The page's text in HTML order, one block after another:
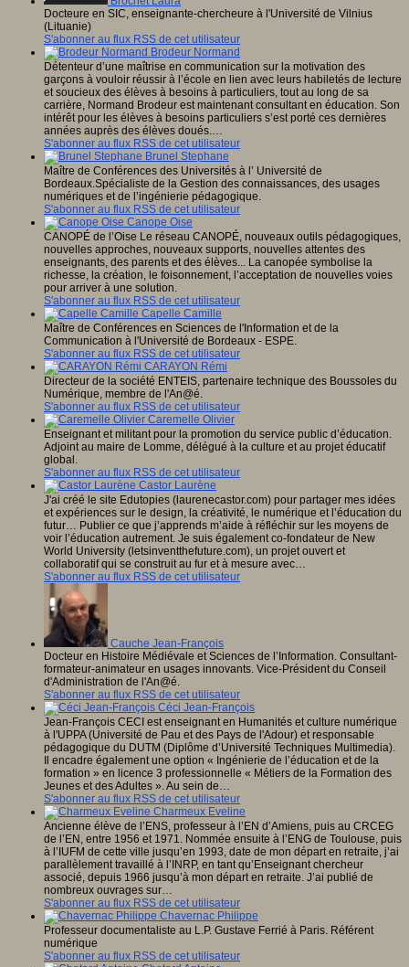
Docteure en SIC, enseignante-chercheure à l'Université de Vilnius
(Lituanie)
S'abonner au flux RSS de cet utilisateur
Brodeur Normand
Détenteur d’une maîtrise en communication sur la motivation des
garçons à vouloir réussir à l’école en lien avec leurs habiletés de lecture
et soucieux des élèves à besoins à particuliers, tout au long de sa
carrière, Normand Brodeur est maintenant consultant en éducation. Son
intérêt pour les élèves à besoins particuliers s’est porté ces dernières
années auprès des élèves doués.…
S'abonner au flux RSS de cet utilisateur
Brunel Stephane
Maître de Conférences des Universités à l’ Université de
Bordeaux.Spécialiste de la Gestion des connaissances, des usages
numériques et de l’ingénierie pédagogique.
S'abonner au flux RSS de cet utilisateur
Canope Oise
CANOPÉ de l’Oise Le réseau CANOPÉ, nouveaux outils pédagogiques,
nouvelles approches, nouveaux supports, nouvelles attentes des
enseignants, des parents et des élèves... La canopée symbolise la
richesse, la création, le foisonnement, l’acceptation de nouvelles voies
pour arriver à une solution.
S'abonner au flux RSS de cet utilisateur
Capelle Camille
Maître de Conférences en Sciences de l'Information et de la
Communication à l'Université de Bordeaux - ESPE.
S'abonner au flux RSS de cet utilisateur
CARAYON Rémi
Directeur de la société ENTEIS, partenaire technique des Boussoles du
Numérique, membre de l'An@é.
S'abonner au flux RSS de cet utilisateur
Caremelle Olivier
Enseignant et militant pour la promotion du service public d’éducation.
Adjoint au maire de Lomme, délégué à la culture et au projet éducatif
global.
S'abonner au flux RSS de cet utilisateur
Castor Laurène
J'ai créé le site Edutopies (laurenecastor.com) pour partager mes idées
et expériences sur le design, la créativité, le numérique et l’éducation du
futur… Publier ce que j’apprends m’aide à réfléchir sur les moyens de
voir l’éducation autrement. Je suis également co-fondateur de New
World University (letsinventthefuture.com), un projet ouvert et
collaboratif qui se construit au fur et à mesure avec…
S'abonner au flux RSS de cet utilisateur
Cauche Jean-François
Docteur en Histoire Médiévale et Sciences de l’Information. Consultant-
formateur-animateur en usages innovants. Vice-Président du Conseil
d'Administration de l'An@é.
S'abonner au flux RSS de cet utilisateur
Céci Jean-François
Jean-François CECI est enseignant en Humanités et culture numérique
à l'UPPA (Université de Pau et des Pays de l'Adour) et responsable
pédagogique du DUTM (Diplôme d’Université Techniques Multimedia).
Il encadre également une option « Ingénierie de l’éducation et de la
formation » en licence 3 professionnelle « Métiers de la Formation des
Jeunes et des Adultes ». Au sein de…
S'abonner au flux RSS de cet utilisateur
Charmeux Eveline
Ancienne élève de l’ENS, professeur à l’EN d’Amiens, puis au CRCEG
de l’EN, entre 1956 et 1971. Nommée ensuite à l’ENG de Toulouse, puis
à l’IUFM de cette ville jusqu’en 1993, date de mon départ en retraite, j’ai
parallèlement travaillé à l’INRP, en tant qu’Enseignant chercheur
associé, depuis 1966 jusqu’à mon départ en retraite. J’ai publié de
nombreux ouvrages sur…
S'abonner au flux RSS de cet utilisateur
Chavernac Philippe
Professeur documentaliste au L.P. Gustave Ferrié à Paris. Référent
numérique
S'abonner au flux RSS de cet utilisateur